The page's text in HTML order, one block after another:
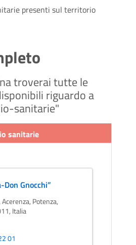
presenti sul territorio
troverai tutte le
riguardo a
sanitarie"
sanitarie
Don Gnocchi”
Potenza,
Italia
01